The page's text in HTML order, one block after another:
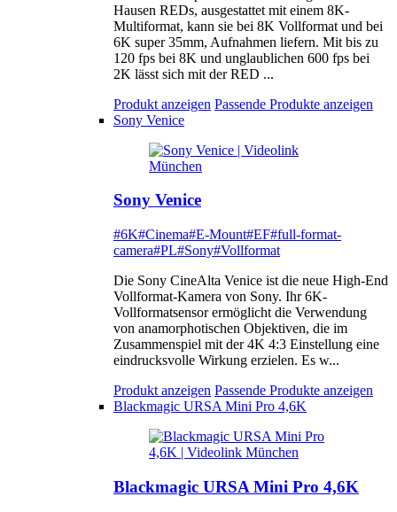
Hausen REDs, ausgestattet mit einem 8K-
Multiformat, kann sie bei 8K Vollformat und bei
6K super 35mm, Aufnahmen liefern. Mit bis zu
120 fps bei 8K und unglaublichen 600 fps bei
2K lässt sich mit der RED ...
Produkt anzeigen Passende Produkte anzeigen
Sony Venice
Sony Venice
#6K#Cinema#E-Mount#EF#full-format-
camera#PL#Sony#Vollformat
Die Sony CineAlta Venice ist die neue High-End
Vollformat-Kamera von Sony. Ihr 6K-
Vollformatsensor ermöglicht die Verwendung
von anamorphotischen Objektiven, die im
Zusammenspiel mit der 4K 4:3 Einstellung eine
eindrucksvolle Wirkung erzielen. Es w...
Produkt anzeigen Passende Produkte anzeigen
Blackmagic URSA Mini Pro 4,6K
Blackmagic URSA Mini Pro 4,6K